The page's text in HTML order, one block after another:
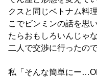
クスと同じベトナム料
こでビンミンの話を思
たらおもしろいんじゃ
二人で交渉に行ったので
私「そんな簡単にー